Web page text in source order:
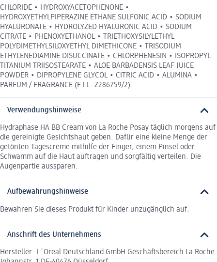
CHLORIDE • HYDROXYACETOPHENONE •
HYDROXYETHYLPIPERAZINE ETHANE SULFONIC ACID • SODIUM
HYALURONATE • HYDROLYZED HYALURONIC ACID • SODIUM
CITRATE • PHENOXYETHANOL • TRIETHOXYSILYLETHYL
POLYDIMETHYLSILOXYETHYL DIMETHICONE • TRISODIUM
ETHYLENEDIAMINE DISUCCINATE • CHLORPHENESIN • ISOPROPYL
TITANIUM TRIISOSTEARATE • ALOE BARBADENSIS LEAF JUICE
POWDER • DIPROPYLENE GLYCOL • CITRIC ACID • ALUMINA •
PARFUM / FRAGRANCE (F.I.L. Z286759/2).
Verwendungshinweise
Hydraphase HA BB Cream von La Roche Posay täglich morgens auf
die gereinigte Gesichtshaut geben. Dafür eine kleine Menge der
getönten Tagescreme mithilfe der Finger, einem Pinsel oder
Schwamm auf die Haut auftragen und sorgfältig verteilen. Die
Augenpartie aussparen.
Aufbewahrungshinweise
Bewahren Sie dieses Produkt für Kinder unzugänglich auf.
Anschrift des Unternehmens
Hersteller: L´Oreal Deutschland GmbH Geschäftsbereich La Roche